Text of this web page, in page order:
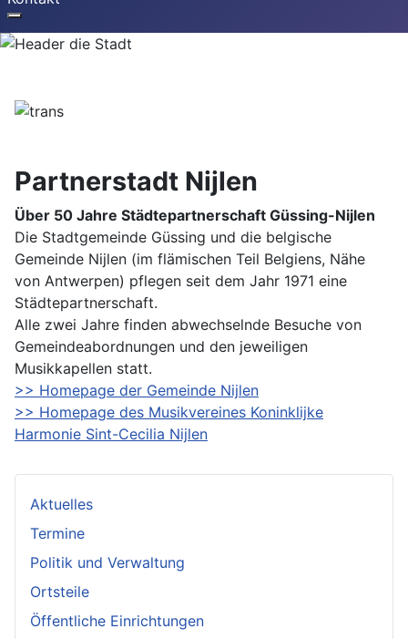
Aktuelles
Termine
Politik und Verwaltung
Ortsteile
Öffentliche Einrichtungen
Partnerstadt Nijlen
Über 50 Jahre Städtepartnerschaft Güssing-Nijlen
Die Stadtgemeinde Güssing und die belgische
Gemeinde Nijlen (im flämischen Teil Belgiens, Nähe
von Antwerpen) pflegen seit dem Jahr 1971 eine
Städtepartnerschaft.
Alle zwei Jahre finden abwechselnde Besuche von
Gemeindeabordnungen und den jeweiligen
Musikkapellen statt.
>> Homepage der Gemeinde Nijlen
>> Homepage des Musikvereines Koninklijke
Harmonie Sint-Cecilia Nijlen